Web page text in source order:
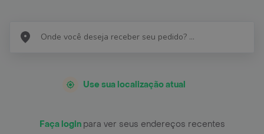
Use sua localização atual
Faça login para ver seus endereços recentes